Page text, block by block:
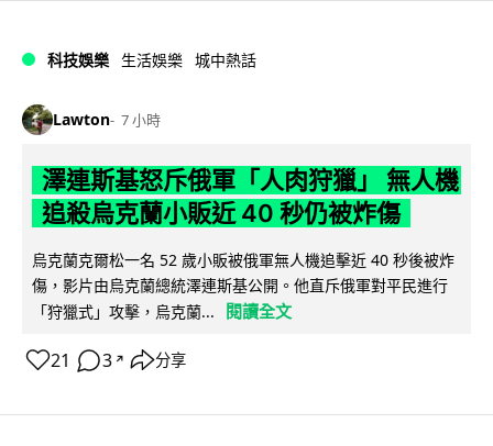
科技娛樂 生活娛樂 城中熱話
Lawton 7 小時
澤連斯基怒斥俄軍「人肉狩獵」 無人機
追殺烏克蘭小販近 40 秒仍被炸傷
烏克蘭克爾松一名 52 歲小販被俄軍無人機追擊近 40 秒後被炸
傷，影片由烏克蘭總統澤連斯基公開。他直斥俄軍對平民進行
「狩獵式」攻擊，烏克蘭...
閱讀全文
21 3 ↗ 分享